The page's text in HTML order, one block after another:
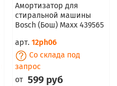
Амортизатор для
стиральной машины
Bosch (Бош) Maxx 439565
арт. 12ph06
Со склада под
запрос
от 599 руб